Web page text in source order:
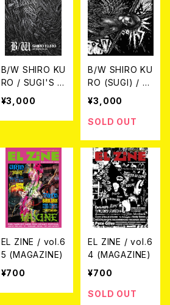
B/W SHIRO KU
RO / SUGI'S D
RAWINGS 200
4-2006 ATBO
OK
¥3,000
B/W SHIRO KU
RO (SUGI) / S
ugi's drawing
s 1989-2003
(Drawing Coll
OOK
¥3,000
SOLD OUT
EL ZINE / vol.6
5 (MAGAZINE)
¥700
EL ZINE / vol.6
4 (MAGAZINE)
¥700
SOLD OUT